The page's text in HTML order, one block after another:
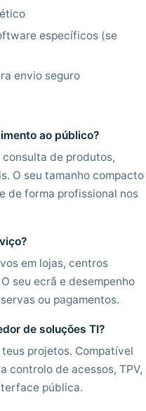
específicos (se
envio seguro
ao público?
consulta de produtos,
O seu tamanho compacto
de forma profissional nos
em lojas, centros
seu ecrã e desempenho
ou pagamentos.
de soluções TI?
projetos. Compatível
controlo de acessos, TPV,
pública.